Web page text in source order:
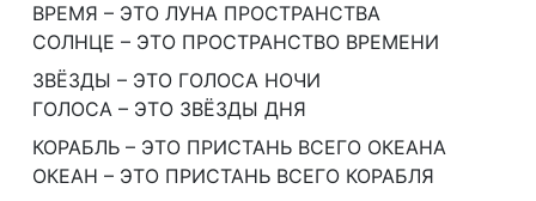
ВРЕМЯ – ЭТО ЛУНА ПРОСТРАНСТВА
СОЛНЦЕ – ЭТО ПРОСТРАНСТВО ВРЕМЕНИ
ЗВЁЗДЫ – ЭТО ГОЛОСА НОЧИ
ГОЛОСА – ЭТО ЗВЁЗДЫ ДНЯ
КОРАБЛЬ – ЭТО ПРИСТАНЬ ВСЕГО ОКЕАНА
ОКЕАН – ЭТО ПРИСТАНЬ ВСЕГО КОРАБЛЯ